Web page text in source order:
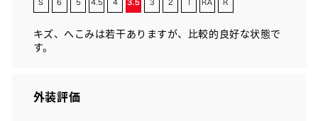
キズ、へこみは若干ありますが、比較的良好な状態で
す。
外装評価